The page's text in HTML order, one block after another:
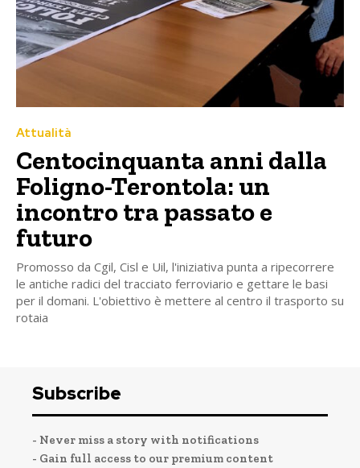
Attualità
Centocinquanta anni dalla
Foligno-Terontola: un
incontro tra passato e
futuro
Promosso da Cgil, Cisl e Uil, l'iniziativa punta a ripecorrere
le antiche radici del tracciato ferroviario e gettare le basi
per il domani. L'obiettivo è mettere al centro il trasporto su
rotaia
Subscribe
- Never miss a story with notifications
- Gain full access to our premium content